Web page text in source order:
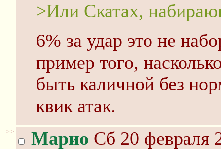
>Или Скатах,
6% за удар это не
пример того,
быть каличной без
квик атак.
>> Марио Сб 20 февраля